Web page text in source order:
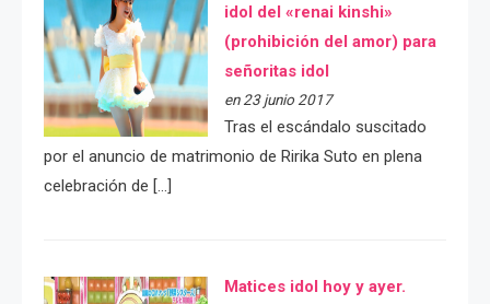
idol del «renai kinshi»
(prohibición del amor) para
señoritas idol
en 23 junio 2017
Tras el escándalo suscitado
por el anuncio de matrimonio de Ririka Suto en plena
celebración de […]
Matices idol hoy y ayer.